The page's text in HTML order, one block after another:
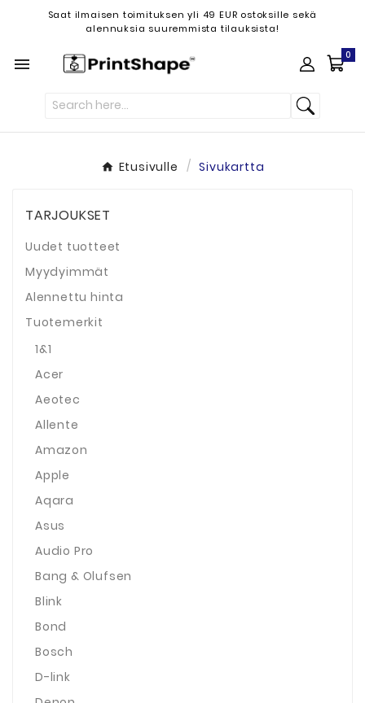
Saat ilmaisen toimituksen yli 49 EUR ostoksille sekä
alennuksia suuremmista tilauksista!
 0
Etusivulle Sivukartta
TARJOUKSET
Uudet tuotteet
Myydyimmät
Alennettu hinta
Tuotemerkit
1&1
Acer
Aeotec
Allente
Amazon
Apple
Aqara
Asus
Audio Pro
Bang & Olufsen
Blink
Bond
Bosch
D-link